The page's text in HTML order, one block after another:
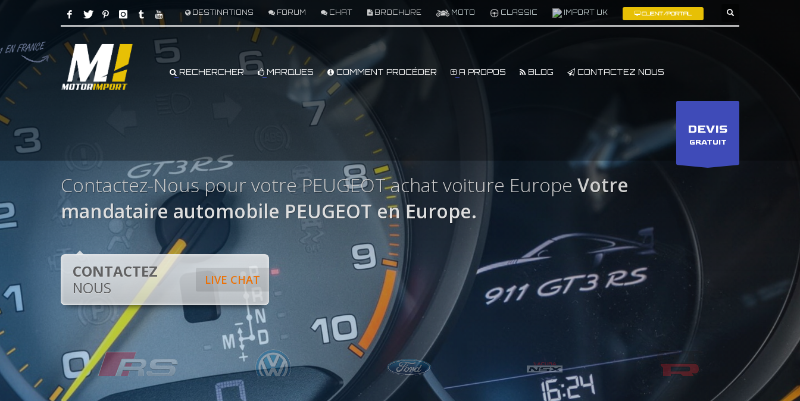
DESTINATIONS FORUM CHAT BROCHURE MOTO CLASSIC IMPORT UK CLIENT/PORTAL
RECHERCHER MARQUES COMMENT PROCÉDER A PROPOS BLOG CONTACTEZ NOUS
DEVIS
GRATUIT
Contactez-Nous pour votre PEUGEOT achat voiture Europe Votre
mandataire automobile PEUGEOT en Europe.
LIVE CHAT
CONTACTEZ
NOUS